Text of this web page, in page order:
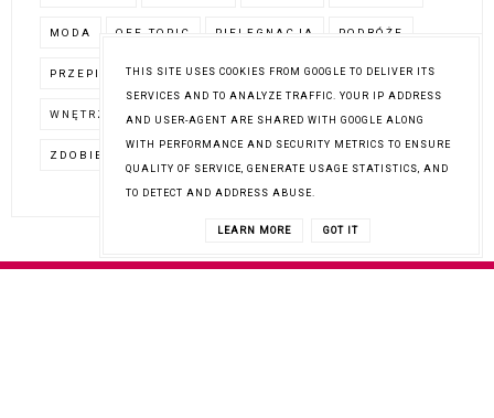
MODA OFF-TOPIC PIELĘGNACJA PODRÓŻE
PRZEPISY STYLIZACJA PAZNOKCI TUTORIAL
WNĘTRZA WZORY NA PAZNOKCIACH ZAKUPY
ZDOBIENIA
THIS SITE USES COOKIES FROM GOOGLE TO DELIVER ITS
SERVICES AND TO ANALYZE TRAFFIC. YOUR IP ADDRESS
AND USER-AGENT ARE SHARED WITH GOOGLE ALONG
WITH PERFORMANCE AND SECURITY METRICS TO ENSURE
QUALITY OF SERVICE, GENERATE USAGE STATISTICS, AND
TO DETECT AND ADDRESS ABUSE.
LEARN MORE GOT IT